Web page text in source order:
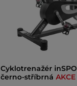
Cyklotrenažér
černo-stříbrná AKCE